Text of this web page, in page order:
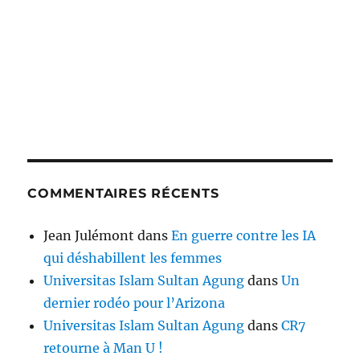
COMMENTAIRES RÉCENTS
Jean Julémont dansEn guerre contre les IA
qui déshabillent les femmes
Universitas Islam Sultan Agung dansUn
dernier rodéo pour l’Arizona
Universitas Islam Sultan Agung dansCR7
retourne à Man U !